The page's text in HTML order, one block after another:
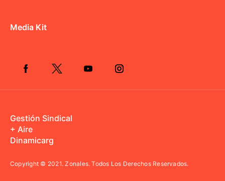
Media Kit
Gestión Sindical
+ Aire
Dinamicarg
Copyright © 2021.Zonales. Todos Los Derechos Reservados.